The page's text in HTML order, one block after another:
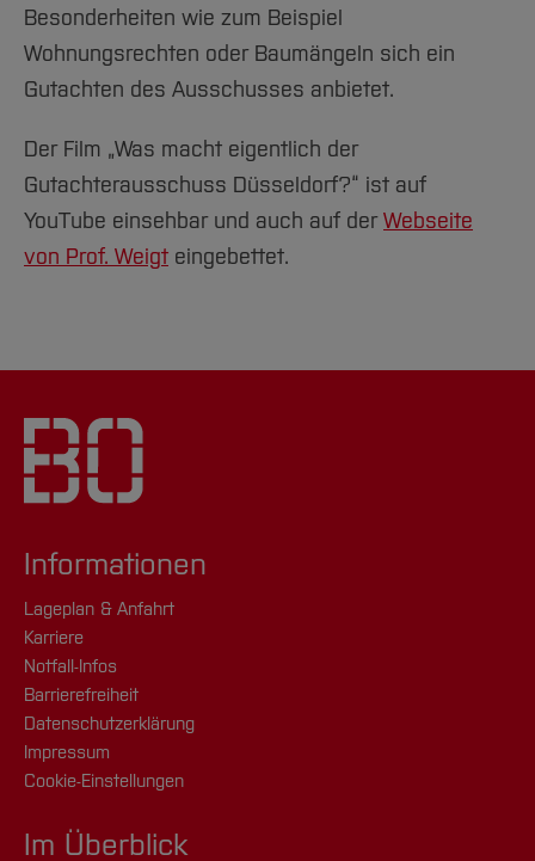
Besonderheiten wie zum Beispiel
Wohnungsrechten oder Baumängeln sich ein
Gutachten des Ausschusses anbietet.
Der Film „Was macht eigentlich der
Gutachterausschuss Düsseldorf?“ ist auf
YouTube einsehbar und auch auf derWebseite
von Prof. Weigt eingebettet.
Informationen
Lageplan & Anfahrt
Karriere
Notfall-Infos
Barrierefreiheit
Datenschutzerklärung
Impressum
Cookie-Einstellungen
Im Überblick